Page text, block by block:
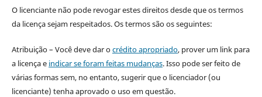
O licenciante não pode revogar estes direitos desde que os termos
da licença sejam respeitados. Os termos são os seguintes:
Atribuição – Você deve dar ocrédito apropriado, prover um link para
a licença e indicar se foram feitas mudanças. Isso pode ser feito de
várias formas sem, no entanto, sugerir que o licenciador (ou
licenciante) tenha aprovado o uso em questão.